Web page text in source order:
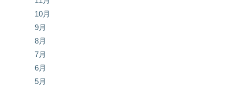
10月
9月
8月
7月
6月
5月